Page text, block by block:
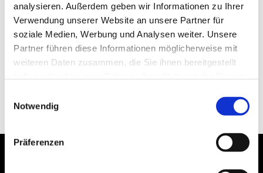
analysieren. Außerdem geben wir Informationen zu Ihrer
Verwendung unserer Website an unsere Partner für
soziale Medien, Werbung und Analysen weiter. Unsere
Partner führen diese Informationen möglicherweise mit
weiteren Daten zusammen, die Sie ihnen bereitgestellt
Notwendig
Präferenzen